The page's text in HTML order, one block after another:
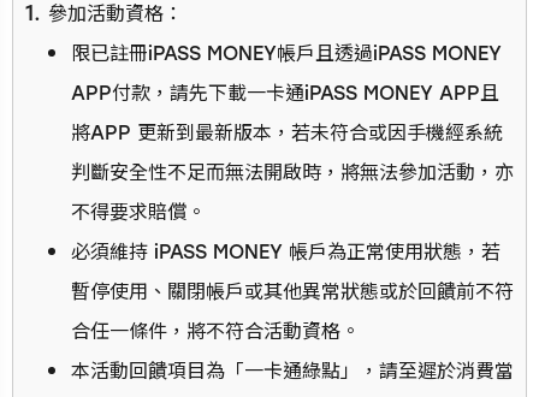
參加活動資格：
限已註冊iPASS MONEY帳戶且透過iPASS MONEY
APP付款，請先下載一卡通iPASS MONEY APP且
將APP 更新到最新版本，若未符合或因手機經系統
判斷安全性不足而無法開啟時，將無法參加活動，亦
不得要求賠償。
必須維持 iPASS MONEY 帳戶為正常使用狀態，若
暫停使用、關閉帳戶或其他異常狀態或於回饋前不符
合任一條件，將不符合活動資格。
本活動回饋項目為「一卡通綠點」，請至遲於消費當